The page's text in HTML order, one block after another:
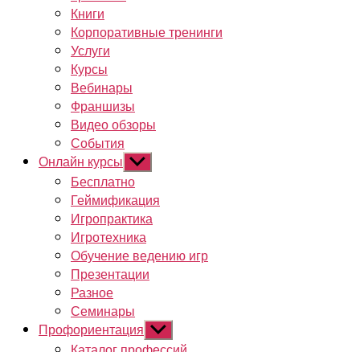
Книги
Корпоративные тренинги
Услуги
Курсы
Вебинары
Франшизы
Видео обзоры
События
Онлайн курсы Показывать
подменю
Бесплатно
Геймификация
Игропрактика
Игротехника
Обучение ведению игр
Презентации
Разное
Семинары
Профориентация Показывать
подменю